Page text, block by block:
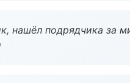
нашёл подрядчика за